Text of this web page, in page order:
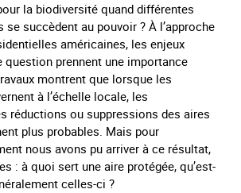
la biodiversité quand différentes
succèdent au pouvoir ? À l’approche
américaines, les enjeux
question prennent une importance
montrent que lorsque les
à l’échelle locale, les
réductions ou suppressions des aires
plus probables. Mais pour
nous avons pu arriver à ce résultat,
: à quoi sert une aire protégée, qu’est-
celles-ci ?